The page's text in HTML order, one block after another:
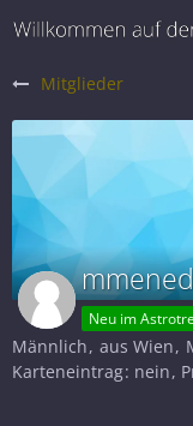
Mitglieder
Neu im
Männlich aus Wien
Karteneintrag nein